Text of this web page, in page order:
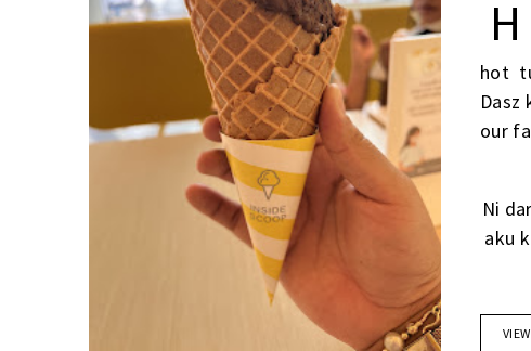
H
hot
Dasz
our
Ni
aku